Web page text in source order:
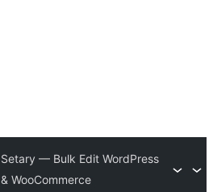
Setary — Bulk Edit WordPress
& WooCommerce